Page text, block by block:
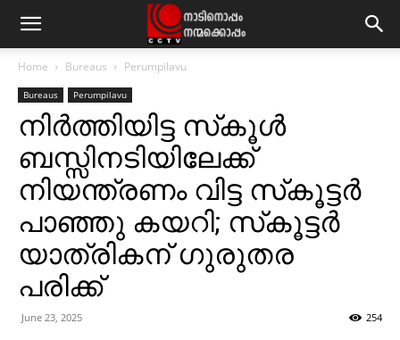
Home Bureaus Perumpilavu
Bureaus Perumpilavu
നിര്‍ത്തിയിട്ട സ്‌കൂള്‍
ബസ്സിനടിയിലേക്ക്
നിയന്ത്രണം വിട്ട സ്‌കൂട്ടര്‍
പാഞ്ഞു കയറി; സ്‌കൂട്ടര്‍
യാത്രികന് ഗുരുതര
പരിക്ക്
June 23, 2025 254